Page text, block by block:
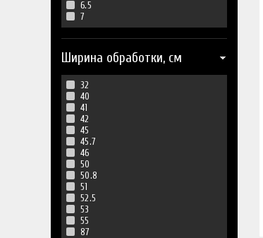
6.5
7
Ширина обработки, см
32
40
41
42
45
45.7
46
50
50.8
51
52.5
53
55
87